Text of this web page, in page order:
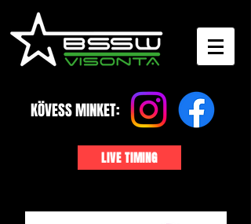
KÖVESS MINKET:
LIVE TIMING